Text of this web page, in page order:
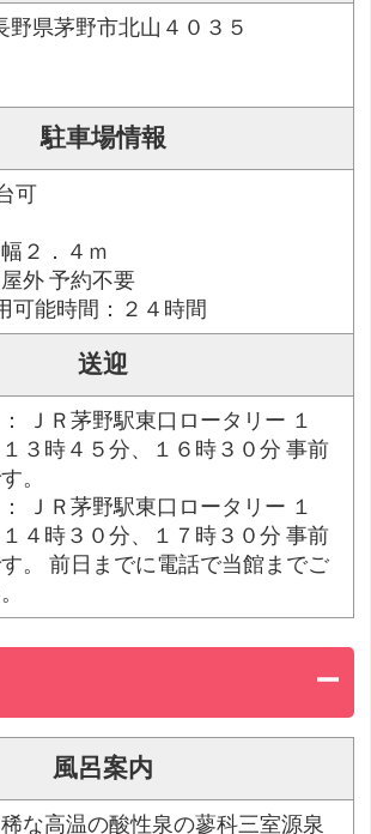
野県茅野市北山４０３５
駐車場情報
可
２．４ｍ
外 予約不要
可能時間：２４時間
送迎
ＪＲ茅野駅東口ロータリー １
３時４５分、１６時３０分 事前
。
ＪＲ茅野駅東口ロータリー １
４時３０分、１７時３０分 事前
。 前日までに電話で当館までご
風呂案内
な高温の酸性泉の蓼科三室源泉